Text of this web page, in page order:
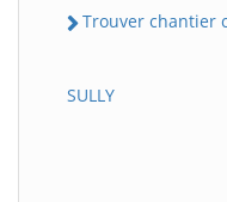
Trouver chantier
SULLY